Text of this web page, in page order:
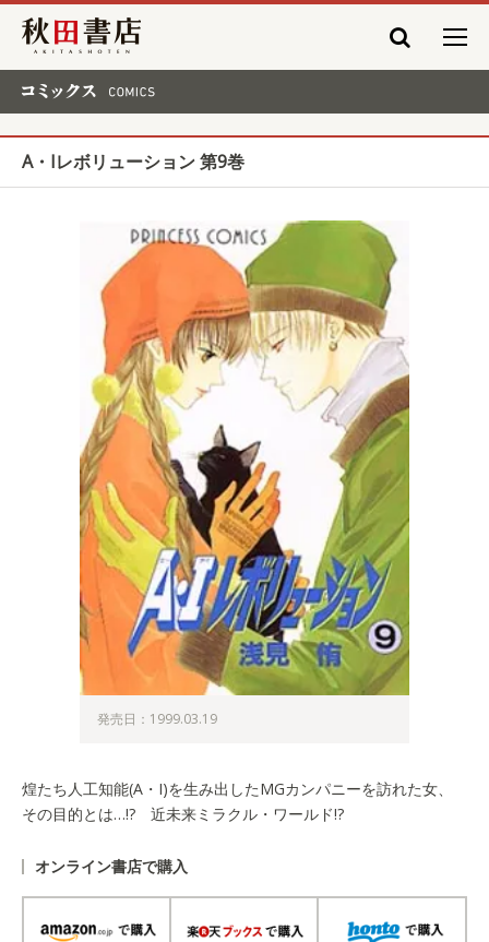
秋田書店
A・Iレボリューション 第9巻
発売日：1999.03.19
煌たち人工知能(A・I)を生み出したMGカンパニーを訪れた女、
その目的とは…!? 近未来ミラクル・ワールド!?
オンライン書店で購入